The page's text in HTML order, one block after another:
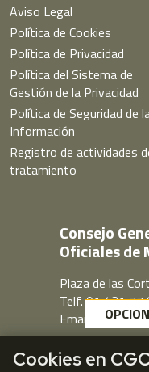
Aviso Legal
Política de Cookies
Política de Privacidad
Política del Sistema de
Gestión de la Privacidad
Política de Seguridad de
Información
Registro de actividades
tratamiento
Consejo
Oficiales de
Plaza de las
Telf. 91 431 77
Email:
Webmail
Cookies en